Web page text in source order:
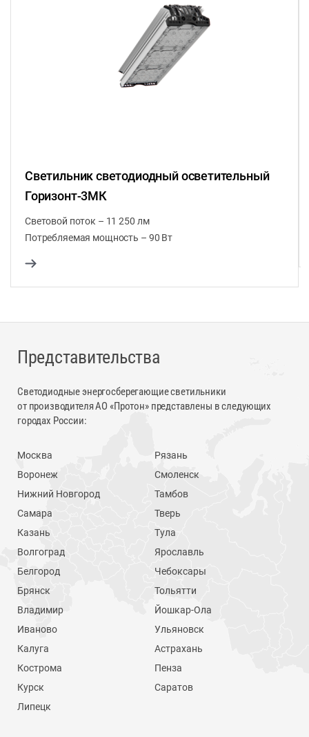
Светильник светодиодный осветительный
Горизонт-3МК
Световой поток – 11 250 лм
Потребляемая мощность – 90 Вт
Представительства
Светодиодные энергосберегающие светильники
от производителя АО «Протон» представлены в следующих
городах России:
Москва
Воронеж
Нижний Новгород
Самара
Казань
Волгоград
Белгород
Брянск
Владимир
Иваново
Калуга
Кострома
Курск
Липецк
Рязань
Смоленск
Тамбов
Тверь
Тула
Ярославль
Чебоксары
Тольятти
Йошкар-Ола
Ульяновск
Астрахань
Пенза
Саратов